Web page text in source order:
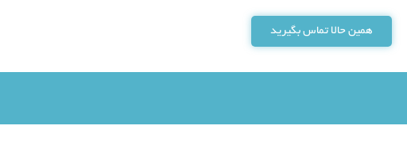
همین حالا تماس بگیرید